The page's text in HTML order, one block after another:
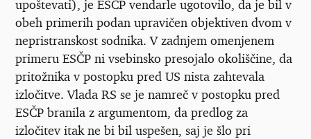
upoštevati), je ESČP vendarle ugotovilo, da je bil v
obeh primerih podan upravičen objektiven dvom v
nepristranskost sodnika. V zadnjem omenjenem
primeru ESČP ni vsebinsko presojalo okoliščine, da
pritožnika v postopku pred US nista zahtevala
izločitve. Vlada RS se je namreč v postopku pred
ESČP branila z argumentom, da predlog za
izločitev itak ne bi bil uspešen, saj je šlo pri